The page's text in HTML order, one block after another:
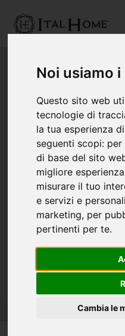
Noi usiamo
Questo sito web
tecnologie di
la tua esperienza
seguenti scopi: per
di base del sito
migliore
misurare il tuo
e servizi e
marketing, per
pertinenti per te.
Cambia le